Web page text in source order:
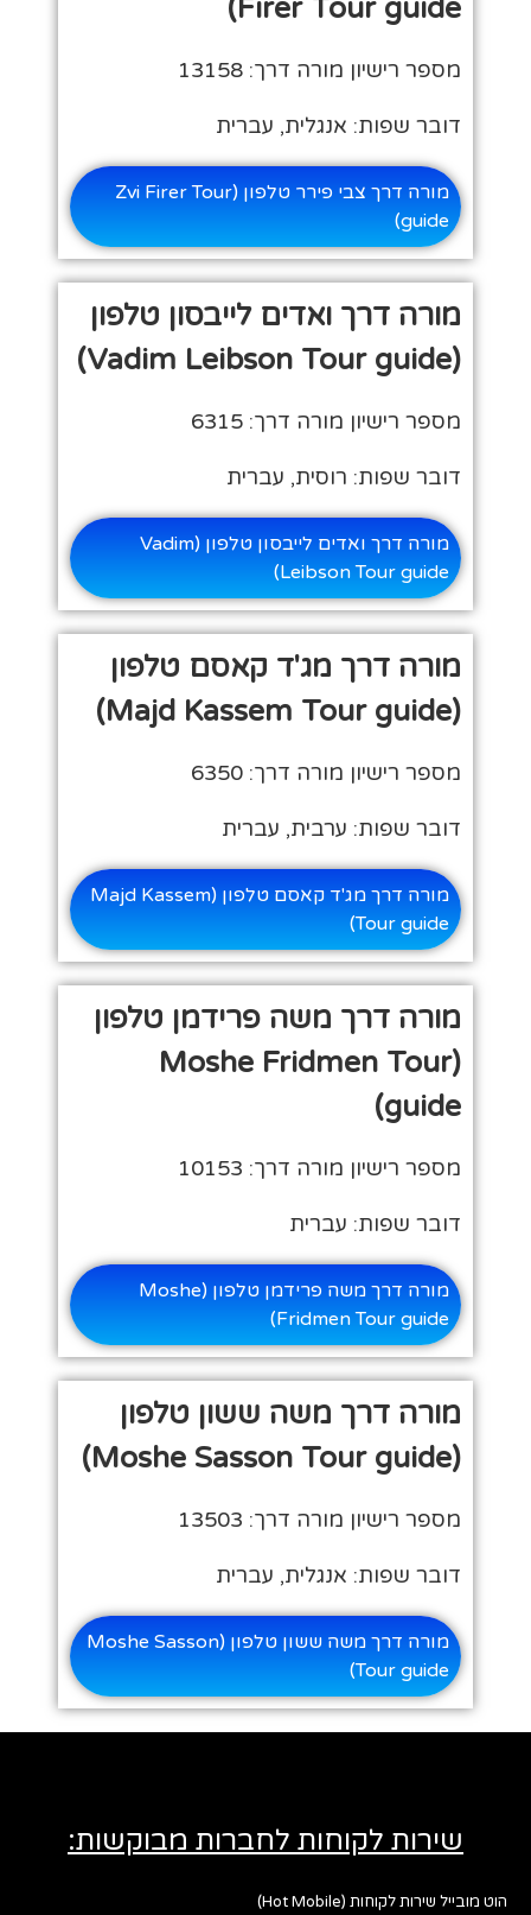
Firer Tour guide)
מספר רישיון מורה דרך: 13158
דובר שפות: אנגלית, עברית
מורה דרך צבי פירר טלפון (Zvi Firer Tour
guide)
מורה דרך ואדים לייבסון טלפון
(Vadim Leibson Tour guide)
מספר רישיון מורה דרך: 6315
דובר שפות: רוסית, עברית
מורה דרך ואדים לייבסון טלפון (Vadim
Leibson Tour guide)
מורה דרך מג'ד קאסם טלפון
(Majd Kassem Tour guide)
מספר רישיון מורה דרך: 6350
דובר שפות: ערבית, עברית
מורה דרך מג'ד קאסם טלפון (Majd Kassem
Tour guide)
מורה דרך משה פרידמן טלפון
(Moshe Fridmen Tour
guide)
מספר רישיון מורה דרך: 10153
דובר שפות: עברית
מורה דרך משה פרידמן טלפון (Moshe
Fridmen Tour guide)
מורה דרך משה ששון טלפון
(Moshe Sasson Tour guide)
מספר רישיון מורה דרך: 13503
דובר שפות: אנגלית, עברית
מורה דרך משה ששון טלפון (Moshe Sasson
Tour guide)
שירות לקוחות לחברות מבוקשות:
הוט מובייל שירות לקוחות (Hot Mobile)